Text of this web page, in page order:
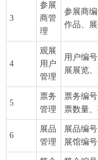
3
参展
商管
理
参展商
作品、
4
观展
用户
管理
用户编
展展览
5
票务
管理
票务编
票数量
6
展品
管理
展品编
展馆编